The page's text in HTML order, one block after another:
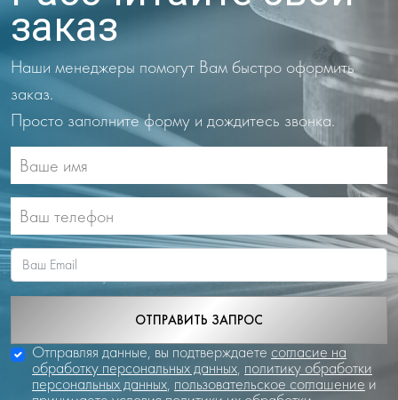
заказ
Наши менеджеры помогут Вам быстро оформить
заказ.
Просто заполните форму и дождитесь звонка.
ОТПРАВИТЬ ЗАПРОС
Отправляя данные, вы подтверждаете согласие на
обработку персональных данных, политику обработки
персональных данных, пользовательское соглашение и